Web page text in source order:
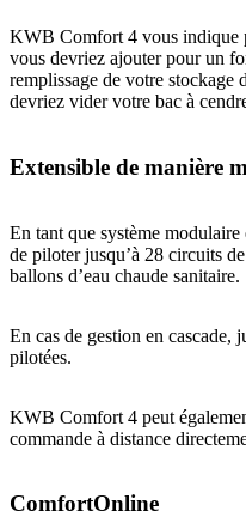
KWB Comfort 4 vous indique
vous devriez ajouter pour un
remplissage de votre stockage
devriez vider votre bac à
Extensible de manière
En tant que système
de piloter jusqu’à 28 circuits
ballons d’eau chaude sanitaire.
En cas de gestion en cascade,
pilotées.
KWB Comfort 4 peut
commande à distance
ComfortOnline